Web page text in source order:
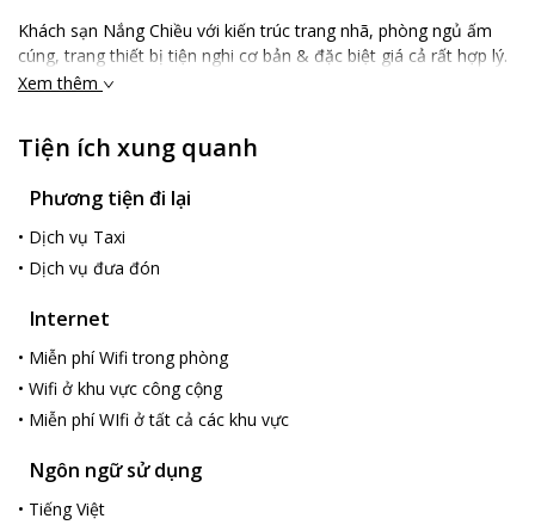
Khách sạn Nắng Chiều với kiến trúc trang nhã, phòng ngủ ấm
cúng, trang thiết bị tiện nghi cơ bản & đặc biệt giá cả rất hợp lý.
Xem thêm
Tiện ích xung quanh
Phương tiện đi lại
• Dịch vụ Taxi
• Dịch vụ đưa đón
Internet
• Miễn phí Wifi trong phòng
• Wifi ở khu vực công cộng
• Miễn phí WIfi ở tất cả các khu vực
Ngôn ngữ sử dụng
• Tiếng Việt